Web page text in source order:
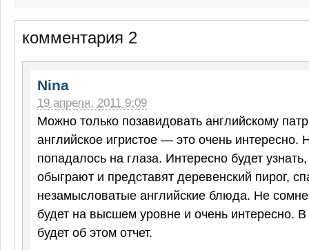
комментария 2
Nina
19 апреля, 2011 9:09
Можно только позавидовать английскому
английское игристое — это очень интересно.
попадалось на глаза. Интересно будет
обыграют и представят деревенский пирог,
незамысловатые английские блюда. Не
будет на высшем уровне и очень интересно.
будет об этом отчет.